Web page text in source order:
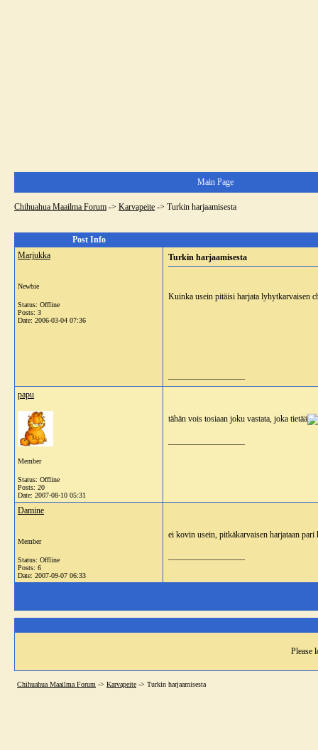
Main Page
Chihuahua Maailma Forum -> Karvapeite -> Turkin harjaamisesta
Post Info
Marjukka
Newbie
Status: Offline
Posts: 3
Date: 2006-03-04 07:36
Turkin harjaamisesta
Kuinka usein pitäisi harjata lyhytkarvaisen
papu
Member
Status: Offline
Posts: 20
Date: 2007-08-10 05:31
tähän vois tosiaan joku vastata, joka tietää
Damine
Member
Status: Offline
Posts: 6
Date: 2007-09-07 06:33
ei kovin usein, pitkäkarvaisen harjataan
Please
Chihuahua Maailma Forum -> Karvapeite -> Turkin harjaamisesta